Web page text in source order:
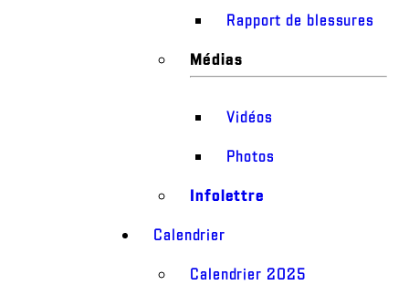
Rapport de blessures
Médias
Vidéos
Photos
Infolettre
Calendrier
Calendrier 2025